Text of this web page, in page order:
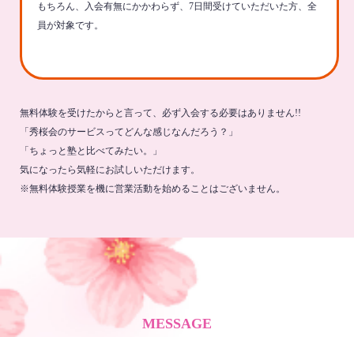
もちろん、入会有無にかかわらず、7日間受けていただいた方、全
員が対象です。
無料体験を受けたからと言って、必ず入会する必要はありません!!
「秀桜会のサービスってどんな感じなんだろう？」
「ちょっと塾と比べてみたい。」
気になったら気軽にお試しいただけます。
※無料体験授業を機に営業活動を始めることはございません。
MESSAGE